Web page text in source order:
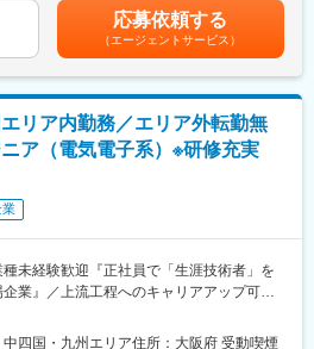
か？当社でスキルアップできます！◆
痛感し、会社に依存する形ではなく手に
味があったが、未経験なのでチャレンジ
基準がなく、自身のキャリアやスキルア
を行い、次回案件アサイン時に適切なプロ
うな体制を整えています。
い知識とスキルを身に付けることができま
手当は全額支給です。■昇給年1回、賞与年
万円／28歳(経験5年)、年収595万円／38歳
でも目安の金額であり、選考を通じて上
。月給(月額)は固定手当を含めた表記で
応募依頼する
（エージェントサービス）
リア内勤務／エリア外転勤無
ア（電気電子系）※研修充実
業
種未経験歓迎『正社員で「生涯技術者」を
業』／上流工程へのキャリアアップ可／
四国・九州エリア住所：大阪府 受動喫煙